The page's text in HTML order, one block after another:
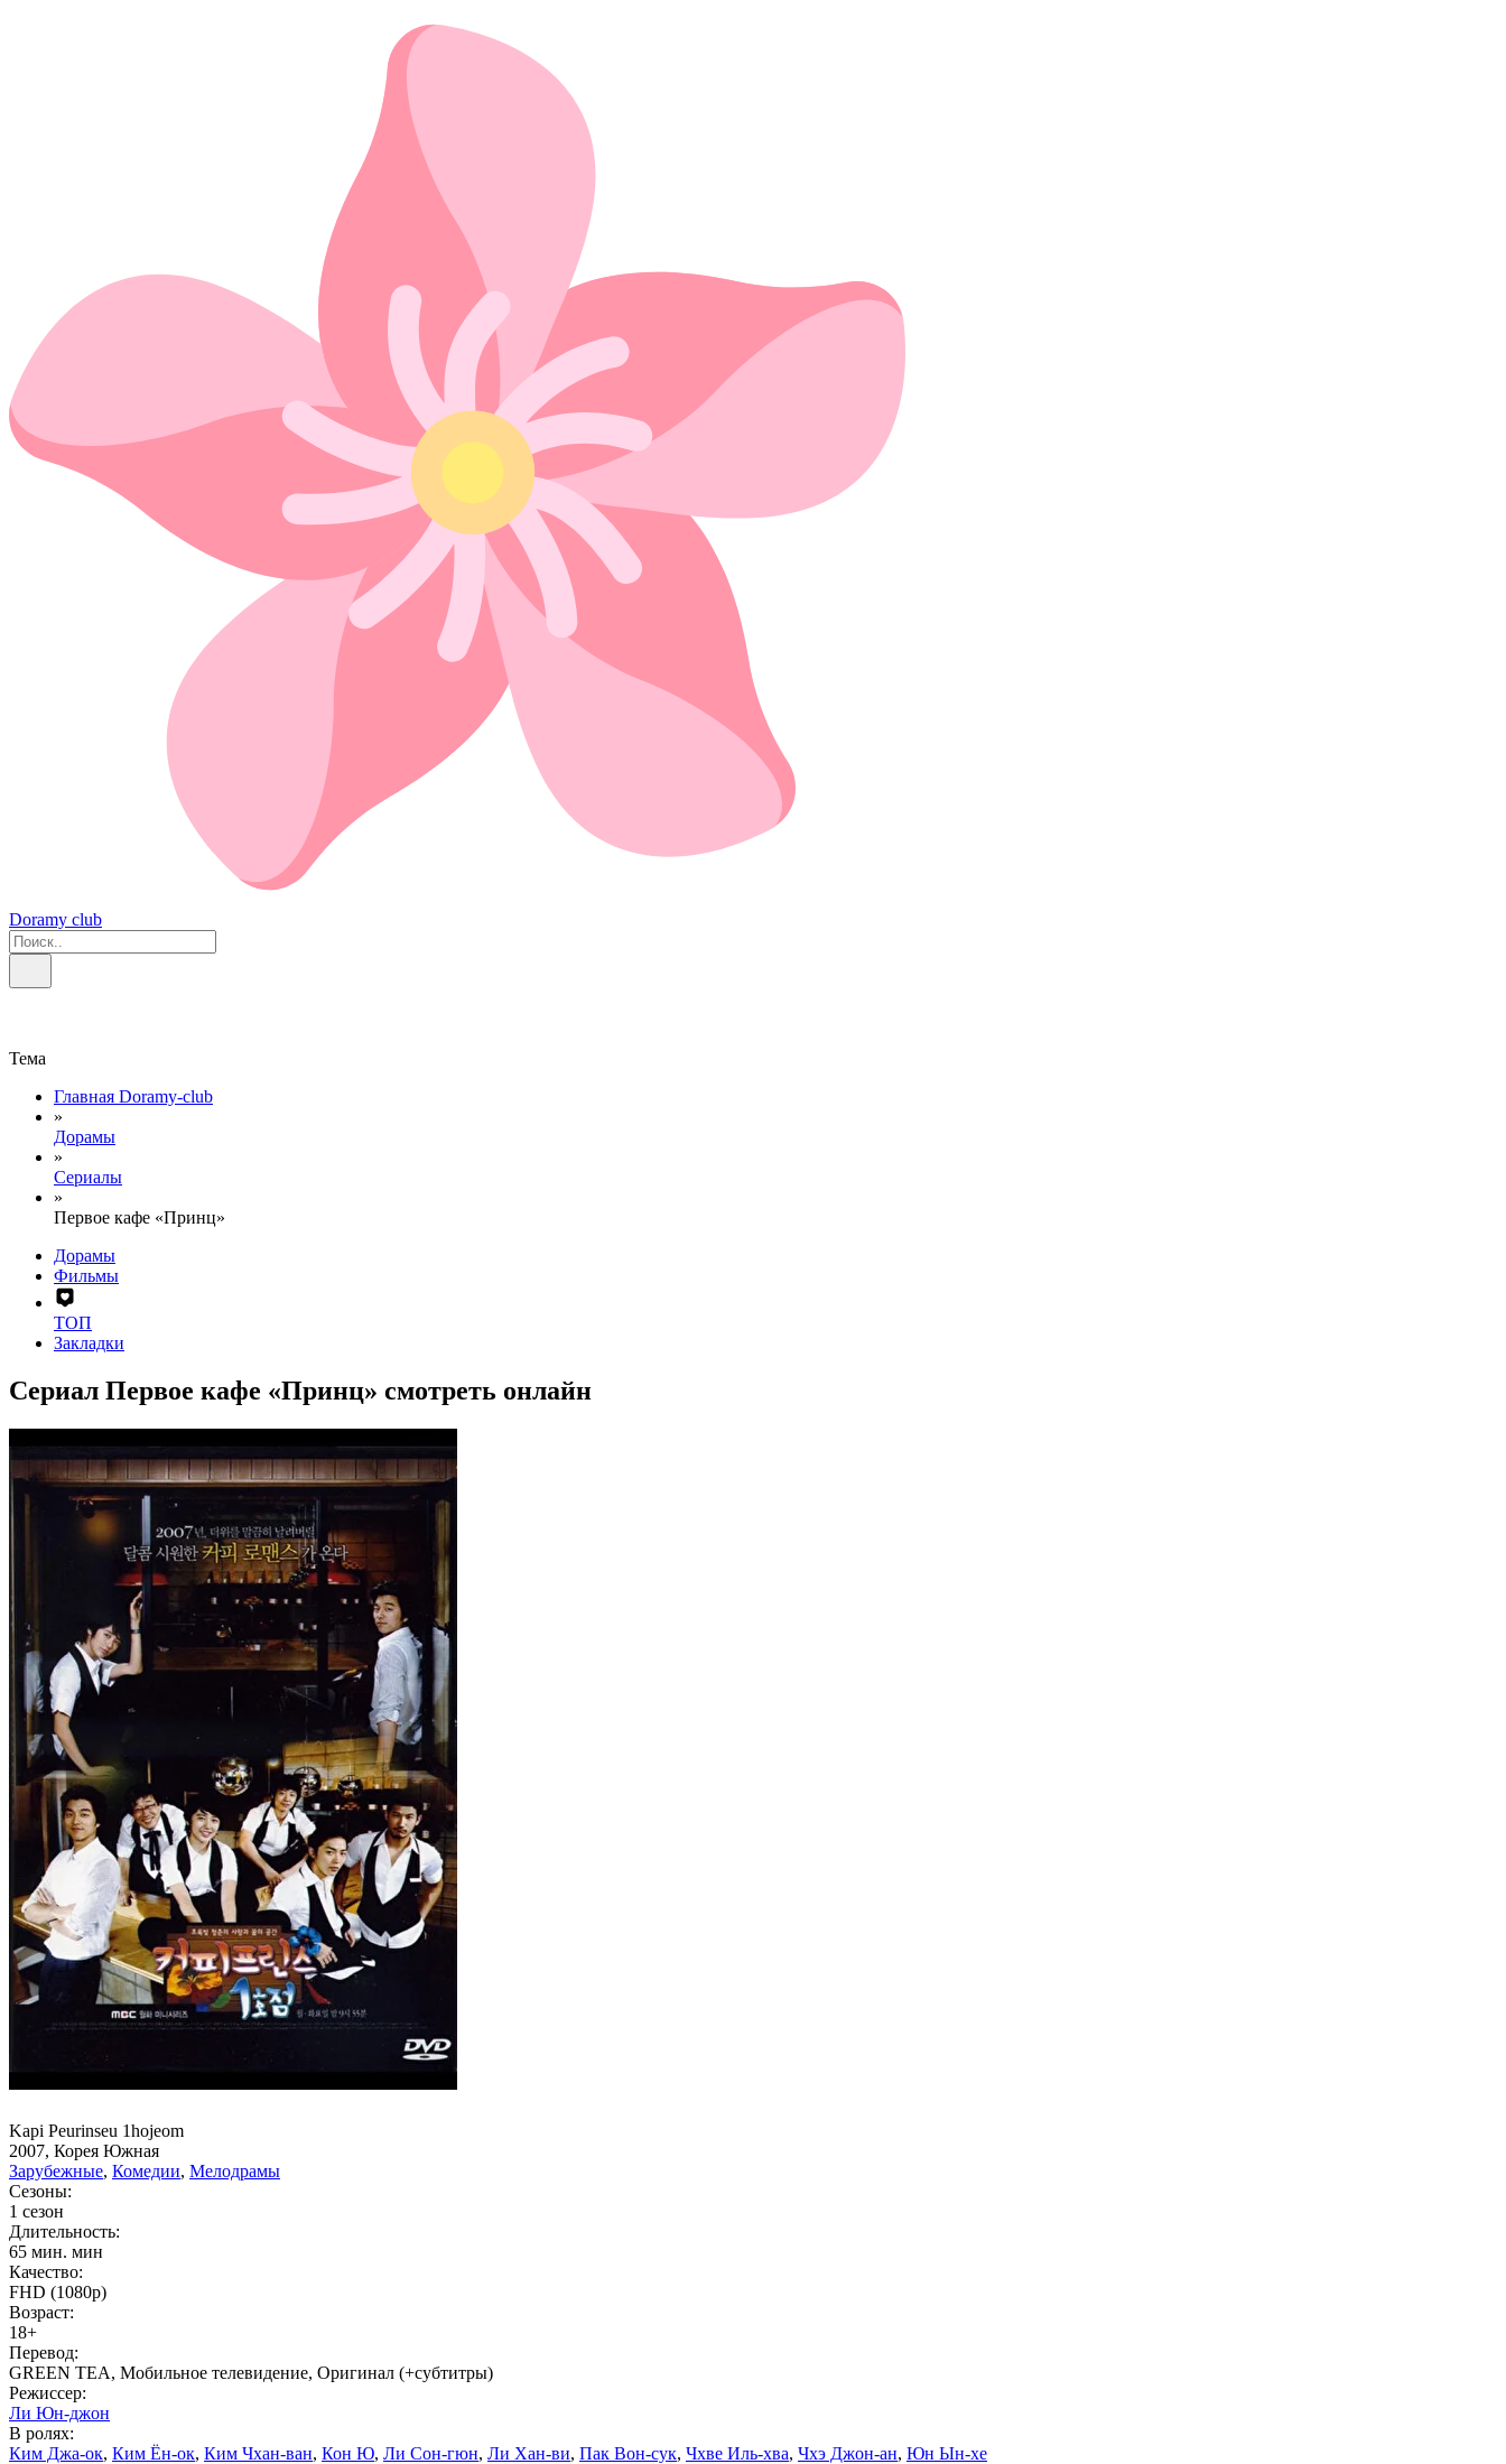
Doramy club
Тема
Главная Doramy-club
»
Дорамы
»
Сериалы
»
Первое кафе «Принц»
Дорамы
Фильмы
ТОП
Закладки
Сериал Первое кафе «Принц» смотреть онлайн
Kapi Peurinseu 1hojeom
2007, Корея Южная
Зарубежные, Комедии, Мелодрамы
Сезоны:
1 сезон
Длительность:
65 мин. мин
Качество:
FHD (1080p)
Возраст:
18+
Перевод:
GREEN TEA, Мобильное телевидение, Оригинал (+субтитры)
Режиссер:
Ли Юн-джон
В ролях:
Ким Джа-ок, Ким Ён-ок, Ким Чхан-ван, Кон Ю, Ли Сон-гюн, Ли Хан-ви, Пак Вон-сук, Чхве Иль-хва, Чхэ Джон-ан, Юн Ын-хе